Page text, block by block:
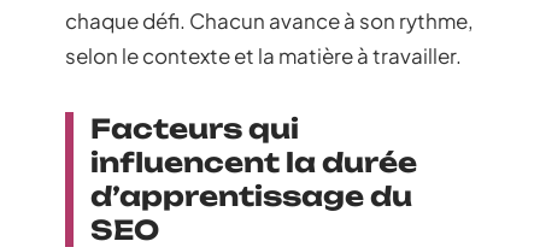
chaque défi. Chacun avance à son rythme,
selon le contexte et la matière à travailler.
Facteurs qui
influencent la durée
d’apprentissage du
SEO